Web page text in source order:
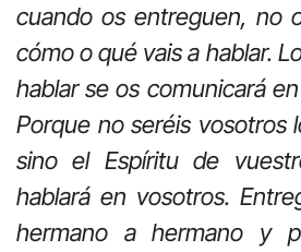
cuando os entreguen, no
cómo o qué vais a hablar.
hablar se os comunicará
Porque no seréis vosotros
sino el Espíritu de
hablará en vosotros.
hermano a hermano y